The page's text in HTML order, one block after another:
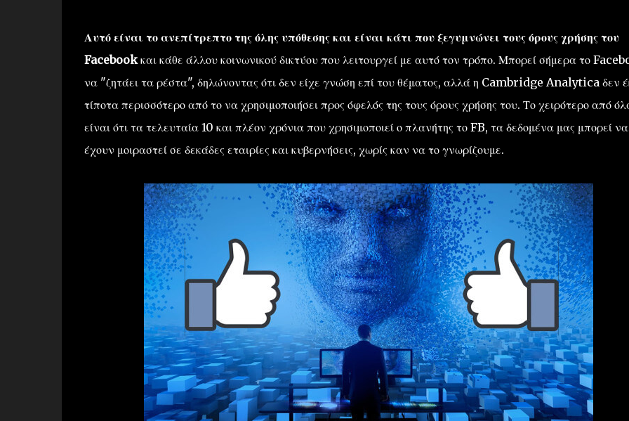
Αυτό είναι το ανεπίτρεπτο της όλης υπόθεσης και είναι κάτι που ξεγυμνώνει τους όρους χρήσης του
Facebookκαι κάθε άλλου κοινωνικού δικτύου που λειτουργεί με αυτό τον τρόπο. Μπορεί σήμερα το
να "ζητάει τα ρέστα", δηλώνοντας ότι δεν είχε γνώση επί του θέματος, αλλά η Cambridge Analytica δεν
τίποτα περισσότερο από το να χρησιμοποιήσει προς όφελός της τους όρους χρήσης του. Το χειρότερο από
είναι ότι τα τελευταία 10 και πλέον χρόνια που χρησιμοποιεί ο πλανήτης το FB, τα δεδομένα μας μπορεί να
έχουν μοιραστεί σε δεκάδες εταιρίες και κυβερνήσεις, χωρίς καν να το γνωρίζουμε.